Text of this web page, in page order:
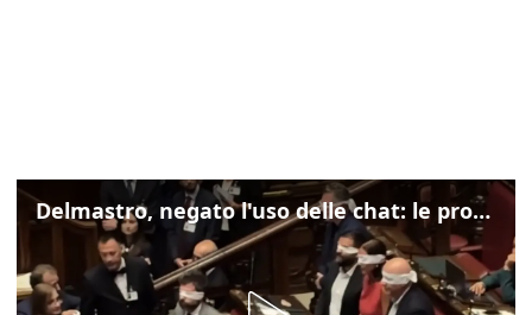
Delmastro, negato l'uso delle chat: le proteste di Avs e M5s